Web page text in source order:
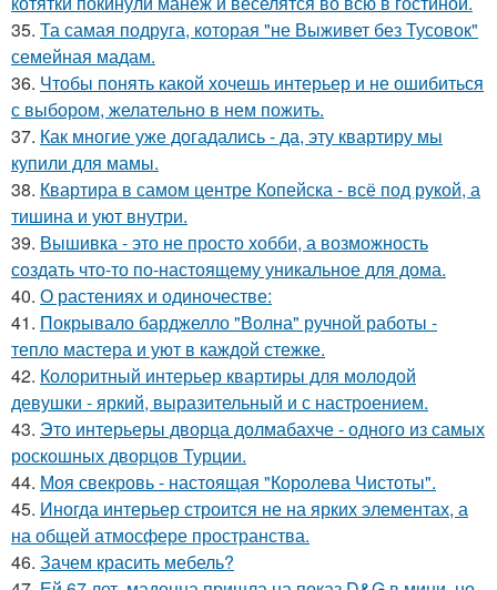
35. Та самая подруга, которая "не Выживет без Тусовок"
семейная мадам.
36. Чтобы понять какой хочешь интерьер и не ошибиться
с выбором, желательно в нем пожить.
37. Как многие уже догадались - да, эту квартиру мы
купили для мамы.
38. Квартира в самом центре Копейска - всё под рукой, а
тишина и уют внутри.
39. Вышивка - это не просто хобби, а возможность
создать что-то по-настоящему уникальное для дома.
40. О растениях и одиночестве:
41. Покрывало барджелло "Волна" ручной работы -
тепло мастера и уют в каждой стежке.
42. Колоритный интерьер квартиры для молодой
девушки - яркий, выразительный и с настроением.
43. Это интерьеры дворца долмабахче - одного из самых
роскошных дворцов Турции.
44. Моя свекровь - настоящая "Королева Чистоты".
45. Иногда интерьер строится не на ярких элементах, а
на общей атмосфере пространства.
46. Зачем красить мебель?